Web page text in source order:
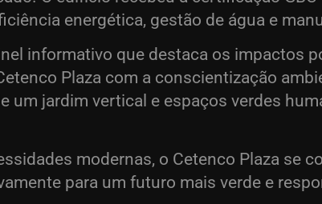
energética, gestão de água e
informativo que destaca os impactos
Plaza com a conscientização
um jardim vertical e espaços verdes
modernas, o Cetenco Plaza se
para um futuro mais verde e